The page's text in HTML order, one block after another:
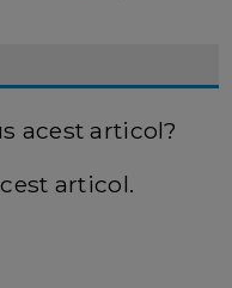
acest articol?
articol.